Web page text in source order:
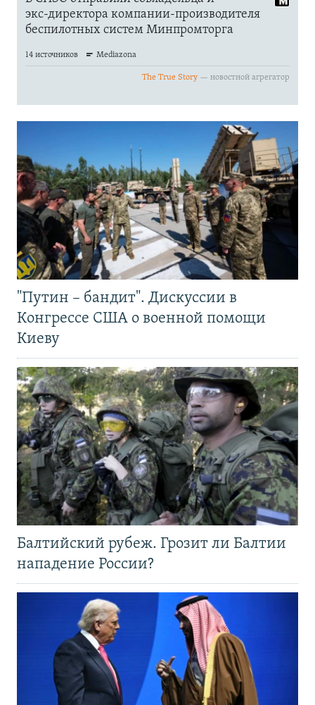
"Путин – бандит". Дискуссии в
Конгрессе США о военной помощи
Киеву
Балтийский рубеж. Грозит ли Балтии
нападение России?